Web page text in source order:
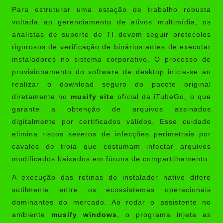
Para estruturar uma estação de trabalho robusta
voltada ao gerenciamento de ativos multimídia, os
analistas de suporte de TI devem seguir protocolos
rigorosos de verificação de binários antes de executar
instaladores no sistema corporativo. O processo de
provisionamento do software de desktop inicia-se ao
realizar o download seguro do pacote original
diretamente no musify site oficial da iTubeGo, o que
garante a obtenção de arquivos assinados
digitalmente por certificados válidos. Esse cuidado
elimina riscos severos de infecções perimetrais por
cavalos de troia que costumam infectar arquivos
modificados baixados em fóruns de compartilhamento.
A execução das rotinas do instalador nativo difere
sutilmente entre os ecossistemas operacionais
dominantes do mercado. Ao rodar o assistente no
ambiente musify windows , o programa injeta as